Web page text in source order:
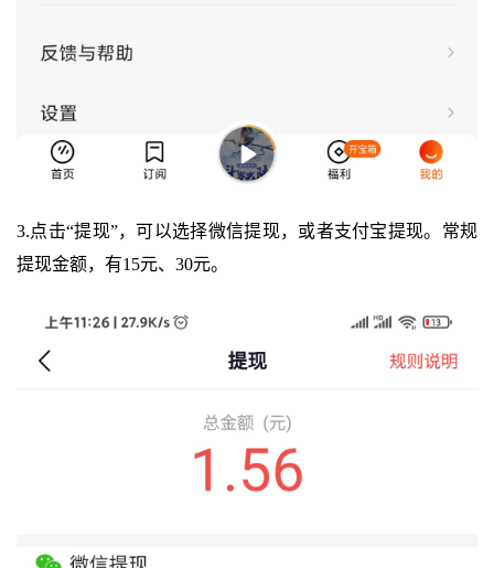
3.点击“提现”，可以选择微信提现，或者支付宝提现。常规
提现金额，有15元、30元。